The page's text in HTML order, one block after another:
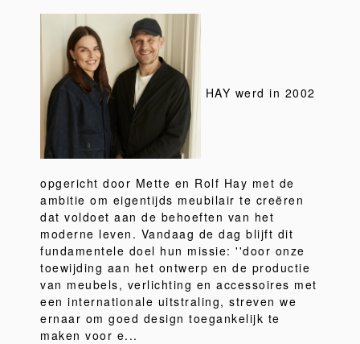
HAY werd in 2002
opgericht door Mette en Rolf Hay met de
ambitie om eigentijds meubilair te creëren
dat voldoet aan de behoeften van het
moderne leven. Vandaag de dag blijft dit
fundamentele doel hun missie: ''door onze
toewijding aan het ontwerp en de productie
van meubels, verlichting en accessoires met
een internationale uitstraling, streven we
ernaar om goed design toegankelijk te
maken voor e...